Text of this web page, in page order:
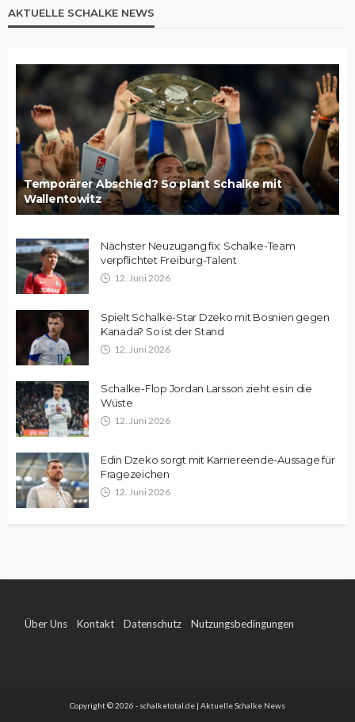
AKTUELLE SCHALKE NEWS
Temporärer Abschied? So plant Schalke mit
Wallentowitz
Nächster Neuzugang fix: Schalke-Team
verpflichtet Freiburg-Talent
12. Juni 2026
Spielt Schalke-Star Dzeko mit Bosnien gegen
Kanada? So ist der Stand
12. Juni 2026
Schalke-Flop Jordan Larsson zieht es in die
Wüste
12. Juni 2026
Edin Dzeko sorgt mit Karriereende-Aussage für
Fragezeichen
12. Juni 2026
Über Uns Kontakt Datenschutz Nutzungsbedingungen
Copyright © 2026 - schalketotal.de | Aktuelle Schalke News